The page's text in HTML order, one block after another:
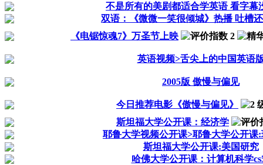
不是所有的美剧都适合学英语 看字幕
双语：《微微一笑很倾城》热播 吐槽
《电锯惊魂7》万圣节上映
英语视频>舌尖上的中国英语
2005版 傲慢与偏见
今日推荐电影《傲慢与偏见》
斯坦福大学公开课：经济学
耶鲁大学视频公开课>耶鲁大学公开课
斯坦福大学公开课:美国研究
哈佛大学公开课：计算机科学